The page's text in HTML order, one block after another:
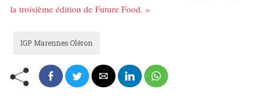
la troisième édition de Future Food. »
IGP Marennes Oléron